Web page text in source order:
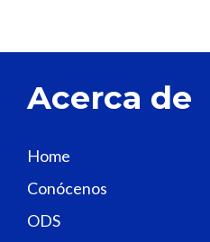
h
f
i
e
Acerca de
Home
Conócenos
ODS